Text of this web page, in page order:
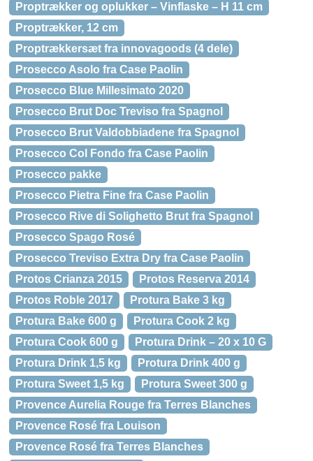
Proptrækker og oplukker – Vinflaske – H 11 cm
Proptrækker, 12 cm
Proptrækkersæt fra innovagoods (4 dele)
Prosecco Asolo fra Case Paolin
Prosecco Blue Millesimato 2020
Prosecco Brut Doc Treviso fra Spagnol
Prosecco Brut Valdobbiadene fra Spagnol
Prosecco Col Fondo fra Case Paolin
Prosecco pakke
Prosecco Pietra Fine fra Case Paolin
Prosecco Rive di Solighetto Brut fra Spagnol
Prosecco Spago Rosé
Prosecco Treviso Extra Dry fra Case Paolin
Protos Crianza 2015
Protos Reserva 2014
Protos Roble 2017
Protura Bake 3 kg
Protura Bake 600 g
Protura Cook 2 kg
Protura Cook 600 g
Protura Drink – 20 x 10 G
Protura Drink 1,5 kg
Protura Drink 400 g
Protura Sweet 1,5 kg
Protura Sweet 300 g
Provence Aurelia Rouge fra Terres Blanches
Provence Rosé fra Louison
Provence Rosé fra Terres Blanches